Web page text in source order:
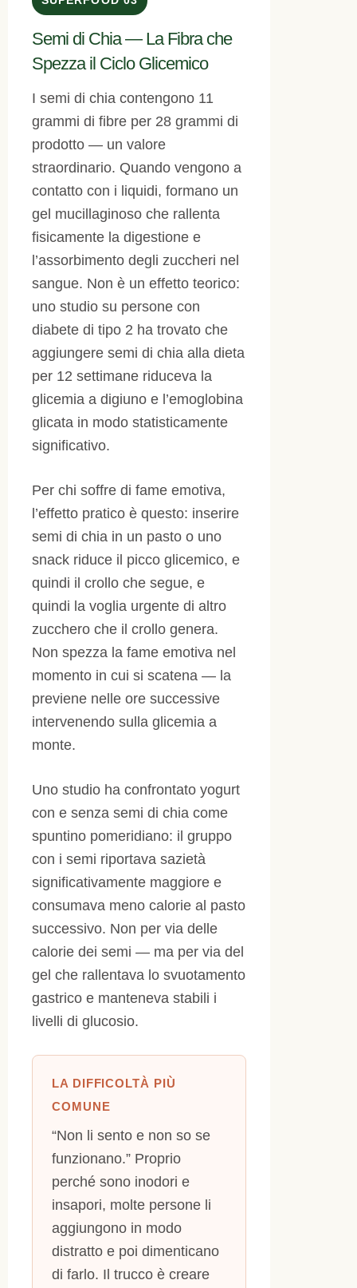
Semi di Chia — La Fibra che
Spezza il Ciclo Glicemico
I semi di chia contengono 11
grammi di fibre per 28 grammi di
prodotto — un valore
straordinario. Quando vengono a
contatto con i liquidi, formano un
gel mucillaginoso che rallenta
fisicamente la digestione e
l’assorbimento degli zuccheri nel
sangue. Non è un effetto teorico:
uno studio su persone con
diabete di tipo 2 ha trovato che
aggiungere semi di chia alla dieta
per 12 settimane riduceva la
glicemia a digiuno e l’emoglobina
glicata in modo statisticamente
significativo.
Per chi soffre di fame emotiva,
l’effetto pratico è questo: inserire
semi di chia in un pasto o uno
snack riduce il picco glicemico, e
quindi il crollo che segue, e
quindi la voglia urgente di altro
zucchero che il crollo genera.
Non spezza la fame emotiva nel
momento in cui si scatena — la
previene nelle ore successive
intervenendo sulla glicemia a
monte.
Uno studio ha confrontato yogurt
con e senza semi di chia come
spuntino pomeridiano: il gruppo
con i semi riportava sazietà
significativamente maggiore e
consumava meno calorie al pasto
successivo. Non per via delle
calorie dei semi — ma per via del
gel che rallentava lo svuotamento
gastrico e manteneva stabili i
livelli di glucosio.
LA DIFFICOLTÀ PIÙ
COMUNE
“Non li sento e non so se
funzionano.” Proprio
perché sono inodori e
insapori, molte persone li
aggiungono in modo
distratto e poi dimenticano
di farlo. Il trucco è creare